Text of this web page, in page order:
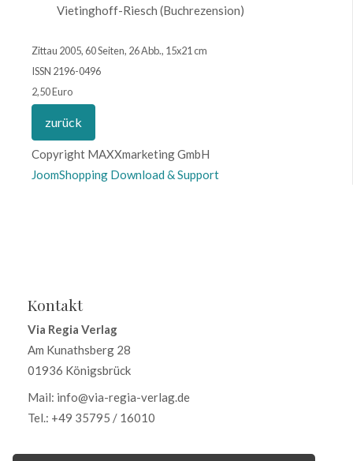
Kontakt
Via Regia Verlag
Am Kunathsberg 28
01936 Königsbrück
Mail: info@via-regia-verlag.de
Tel.: +49 35795 / 16010
Vietinghoff-Riesch (Buchrezension)
Zittau 2005, 60 Seiten, 26 Abb., 15x21 cm
ISSN 2196-0496
2,50 Euro
Copyright MAXXmarketing GmbH
JoomShopping Download & Support